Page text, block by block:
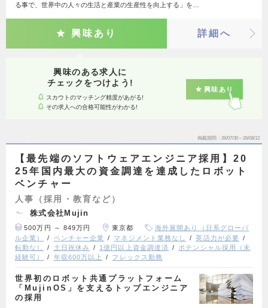
る事で、世界中の人々の生活と産業の生産性を向上する」を…
興味あり 詳細へ
興味のある求人に
チェックをつけよう!
スカウトのマッチング精度があがる!
その求人への合格可能性がわかる!
興味あり
掲載期間 26/07/30～26/08/12
【最先端のソフトウェアエンジニア採用】20
25年国内最大の資金調達を達成したロボット
ベンチャー
人事（採用・教育など）
株式会社Mujin
500万円 ～ 849万円 東京都
海外展開あり（日系グローバ
ル企業）
ベンチャー企業 マネジメント業務なし
英語力が必要
転勤なし
土日祝休み 1億円以上資金調達済
ポテンシャル採用（未
経験可）
年収600万以上 フレックス勤務
世界初のロボット共通プラットフォーム
「MujinOS」を支えるトップエンジニア
の採用